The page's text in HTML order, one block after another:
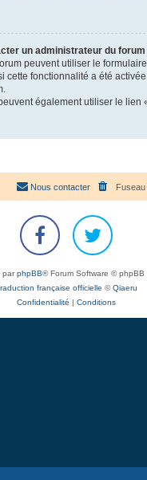
un administrateur du forum
peuvent utiliser le
cette fonctionnalité a été
également utiliser le lien
Nous contacter
parphpBB® Forum Software © phpBB
française officielle ©Qiaeru
Confidentialité
Conditions